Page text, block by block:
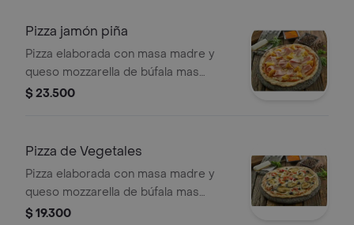
Pizza jamón piña
Pizza elaborada con masa madre y
queso mozzarella de búfala mas
jamón york y piña asada. plu: 3449830.
$ 23.500
Pizza de Vegetales
Pizza elaborada con masa madre y
queso mozzarella de búfala mas
pimentones asados, aceitunas
$ 19.300